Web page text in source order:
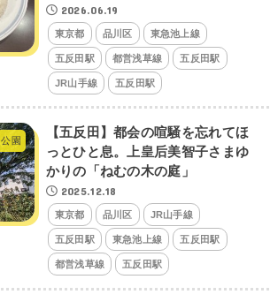
2026.06.19
東京都 品川区 東急池上線
五反田駅 都営浅草線 五反田駅
JR山手線 五反田駅
公園
【五反田】都会の喧騒を忘れてほ
っとひと息。上皇后美智子さまゆ
かりの「ねむの木の庭」
2025.12.18
東京都 品川区 JR山手線
五反田駅 東急池上線 五反田駅
都営浅草線 五反田駅